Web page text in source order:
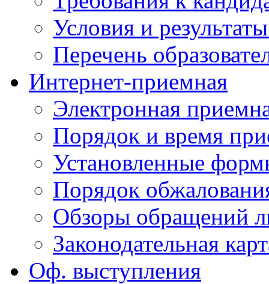
Условия и
Перечень
Интернет-приемная
Электронная
Порядок и время
Установленные
Порядок
Обзоры обращений
Законодательная
Оф. выступления